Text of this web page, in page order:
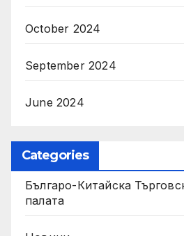
October 2024
September 2024
June 2024
Categories
Българо-Китайска
палaта